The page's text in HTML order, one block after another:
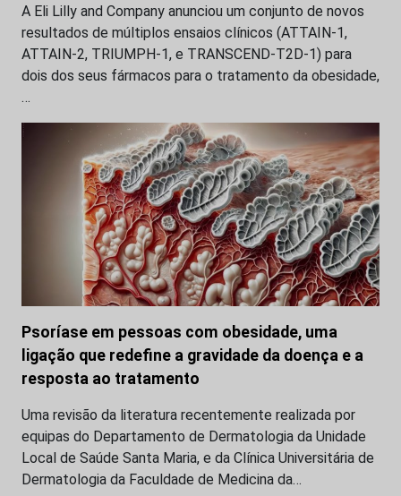
A Eli Lilly and Company anunciou um conjunto de novos
resultados de múltiplos ensaios clínicos (ATTAIN-1,
ATTAIN-2, TRIUMPH-1, e TRANSCEND-T2D-1) para
dois dos seus fármacos para o tratamento da obesidade,
…
Psoríase em pessoas com obesidade, uma
ligação que redefine a gravidade da doença e a
resposta ao tratamento
Uma revisão da literatura recentemente realizada por
equipas do Departamento de Dermatologia da Unidade
Local de Saúde Santa Maria, e da Clínica Universitária de
Dermatologia da Faculdade de Medicina da…